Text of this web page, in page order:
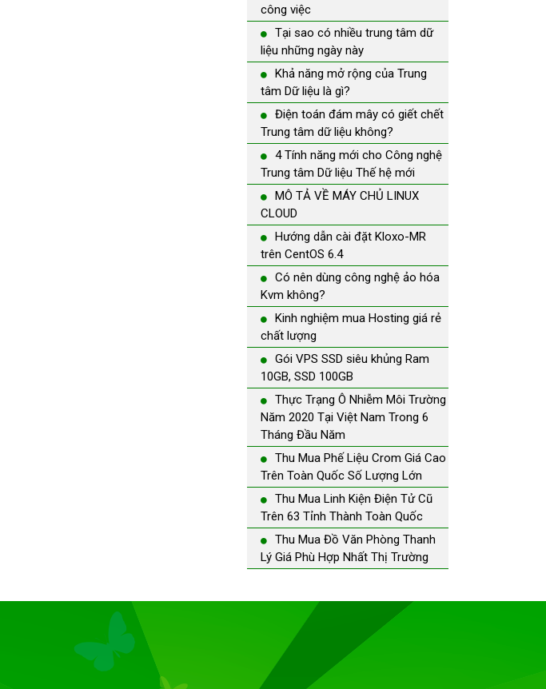
công việc
Tại sao có nhiều trung tâm dữ
liệu những ngày này
Khả năng mở rộng của Trung
tâm Dữ liệu là gì?
Điện toán đám mây có giết chết
Trung tâm dữ liệu không?
4 Tính năng mới cho Công nghệ
Trung tâm Dữ liệu Thế hệ mới
MÔ TẢ VỀ MÁY CHỦ LINUX
CLOUD
Hướng dẫn cài đặt Kloxo-MR
trên CentOS 6.4
Có nên dùng công nghệ ảo hóa
Kvm không?
Kinh nghiệm mua Hosting giá rẻ
chất lượng
Gói VPS SSD siêu khủng Ram
10GB, SSD 100GB
Thực Trạng Ô Nhiễm Môi Trường
Năm 2020 Tại Việt Nam Trong 6
Tháng Đầu Năm
Thu Mua Phế Liệu Crom Giá Cao
Trên Toàn Quốc Số Lượng Lớn
Thu Mua Linh Kiện Điện Tử Cũ
Trên 63 Tỉnh Thành Toàn Quốc
Thu Mua Đồ Văn Phòng Thanh
Lý Giá Phù Hợp Nhất Thị Trường